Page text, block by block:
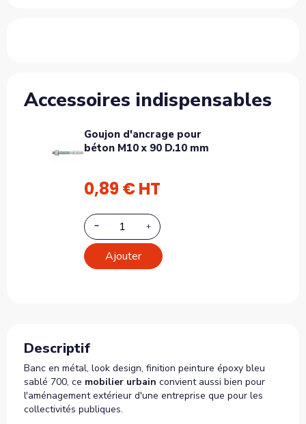
Accessoires indispensables
Goujon d'ancrage pour
béton M10 x 90 D.10 mm
0,89 € HT
Ajouter
Descriptif
Banc en métal, look design, finition peinture époxy bleu
sablé 700, ce mobilier urbain convient aussi bien pour
l'aménagement extérieur d'une entreprise que pour les
collectivités publiques.